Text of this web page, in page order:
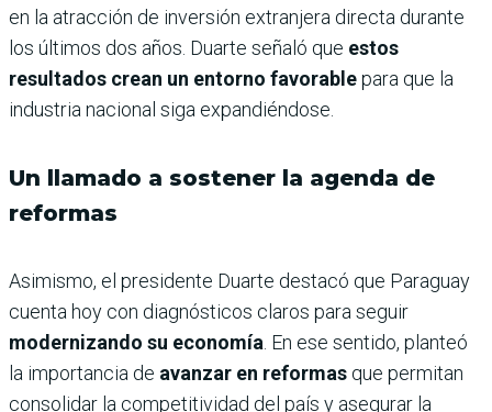
en la atracción de inversión extranjera directa durante
los últimos dos años. Duarte señaló que estos
resultados crean un entorno favorablepara que la
industria nacional siga expandiéndose.
Un llamado a sostener la agenda de
reformas
Asimismo, el presidente Duarte destacó que Paraguay
cuenta hoy con diagnósticos claros para seguir
modernizando su economía. En ese sentido, planteó
la importancia de avanzar en reformas que permitan
consolidar la competitividad del país y asegurar la